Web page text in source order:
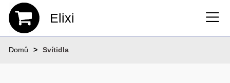
Elixi
Domů Svítidla